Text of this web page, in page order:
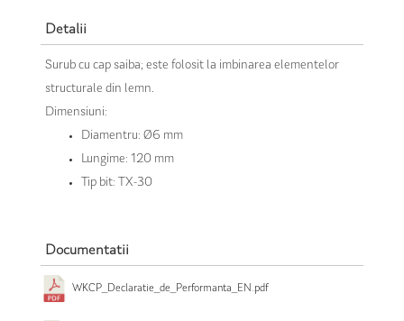
Detalii
Surub cu cap saiba; este folosit la imbinarea elementelor
structurale din lemn.
Dimensiuni:
Diamentru: Ø6 mm
Lungime: 120 mm
Tip bit: TX-30
Documentatii
WKCP_Declaratie_de_Performanta_EN.pdf